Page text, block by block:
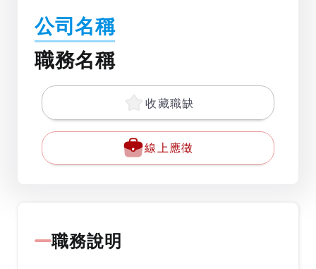
公司名稱
職務名稱
收藏職缺
線上應徵
職務說明